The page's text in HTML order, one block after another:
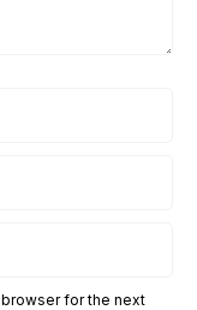
for the next